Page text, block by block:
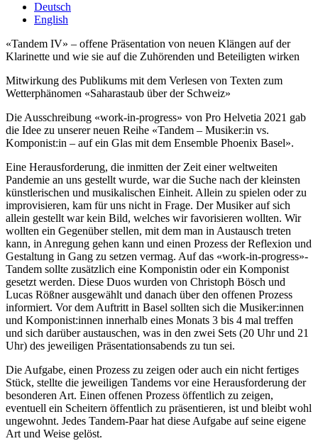
Deutsch
English
«Tandem IV» – offene Präsentation von neuen Klängen auf der
Klarinette und wie sie auf die Zuhörenden und Beteiligten wirken
Mitwirkung des Publikums mit dem Verlesen von Texten zum
Wetterphänomen «Saharastaub über der Schweiz»
Die Ausschreibung «work-in-progress» von Pro Helvetia 2021 gab
die Idee zu unserer neuen Reihe «Tandem – Musiker:in vs.
Komponist:in – auf ein Glas mit dem Ensemble Phoenix Basel».
Eine Herausforderung, die inmitten der Zeit einer weltweiten
Pandemie an uns gestellt wurde, war die Suche nach der kleinsten
künstlerischen und musikalischen Einheit. Allein zu spielen oder zu
improvisieren, kam für uns nicht in Frage. Der Musiker auf sich
allein gestellt war kein Bild, welches wir favorisieren wollten. Wir
wollten ein Gegenüber stellen, mit dem man in Austausch treten
kann, in Anregung gehen kann und einen Prozess der Reflexion und
Gestaltung in Gang zu setzen vermag. Auf das «work-in-progress»-
Tandem sollte zusätzlich eine Komponistin oder ein Komponist
gesetzt werden. Diese Duos wurden von Christoph Bösch und
Lucas Rößner ausgewählt und danach über den offenen Prozess
informiert. Vor dem Auftritt in Basel sollten sich die Musiker:innen
und Komponist:innen innerhalb eines Monats 3 bis 4 mal treffen
und sich darüber austauschen, was in den zwei Sets (20 Uhr und 21
Uhr) des jeweiligen Präsentationsabends zu tun sei.
Die Aufgabe, einen Prozess zu zeigen oder auch ein nicht fertiges
Stück, stellte die jeweiligen Tandems vor eine Herausforderung der
besonderen Art. Einen offenen Prozess öffentlich zu zeigen,
eventuell ein Scheitern öffentlich zu präsentieren, ist und bleibt wohl
ungewohnt. Jedes Tandem-Paar hat diese Aufgabe auf seine eigene
Art und Weise gelöst.